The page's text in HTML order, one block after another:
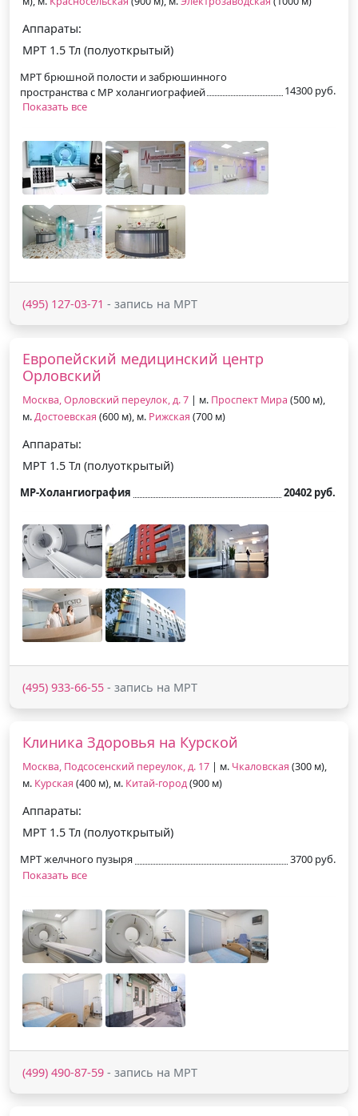
Аппараты:
МРТ 1.5 Тл (полуоткрытый)
МРТ брюшной полости и забрюшинного
пространства с МР холангиографией
14300 руб.
Показать все
(495) 127-03-71 - запись на МРТ
Европейский медицинский центр
Орловский
Москва, Орловский переулок, д. 7 | м. Проспект Мира (500 м),
м.Достоевская (600 м), м. Рижская (700 м)
Аппараты:
МРТ 1.5 Тл (полуоткрытый)
МР-Холангиография 20402 руб.
(495) 933-66-55 - запись на МРТ
Клиника Здоровья на Курской
Москва, Подсосенский переулок, д. 17 | м. Чкаловская (300 м),
м. Курская (400 м), м. Китай-город(900 м)
Аппараты:
МРТ 1.5 Тл (полуоткрытый)
МРТ желчного пузыря
3700 руб.
Показать все
(499) 490-87-59 - запись на МРТ